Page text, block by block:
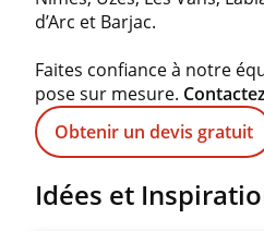
d’Arc et Barjac.
Faites confiance à notre
pose sur mesure.
Obtenir un devis gratuit
Idées et